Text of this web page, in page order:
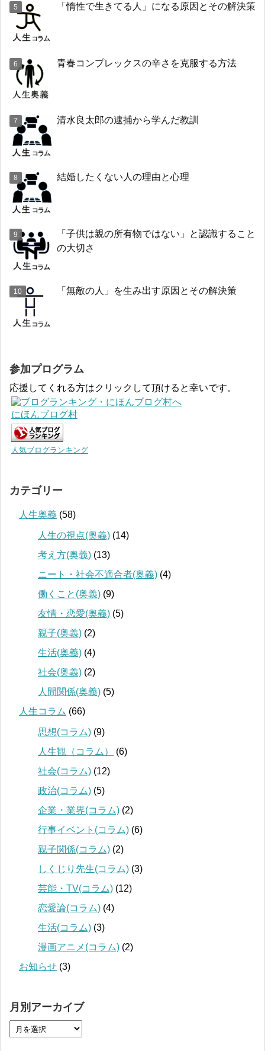
「惰性で生きてる人」になる原因とその解決策
青春コンプレックスの辛さを克服する方法
清水良太郎の逮捕から学んだ教訓
結婚したくない人の理由と心理
「子供は親の所有物ではない」と認識すること
の大切さ
「無敵の人」を生み出す原因とその解決策
参加プログラム
応援してくれる方はクリックして頂けると幸いです。
にほんブログ村
人気ブログランキング
カテゴリー
人生奥義 (58)
人生の視点(奥義) (14)
考え方(奥義) (13)
ニート・社会不適合者(奥義) (4)
働くこと(奥義) (9)
友情・恋愛(奥義) (5)
親子(奥義) (2)
生活(奥義) (4)
社会(奥義) (2)
人間関係(奥義) (5)
人生コラム (66)
思想(コラム) (9)
人生観（コラム）
(6)
社会(コラム) (12)
政治(コラム) (5)
企業・業界(コラム) (2)
行事イベント(コラム) (6)
親子関係(コラム) (2)
しくじり先生(コラム) (3)
芸能・TV(コラム) (12)
恋愛論(コラム) (4)
生活(コラム) (3)
漫画アニメ(コラム) (2)
お知らせ (3)
月別アーカイブ